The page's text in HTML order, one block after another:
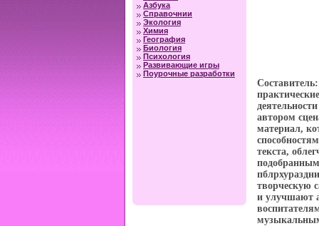
Азбука
Справочнии
Экология
Химия
География
Биология
Психология
Развивающие игры
Поурочные разработки
автором
материал,
текста,
творческую
и улучшают